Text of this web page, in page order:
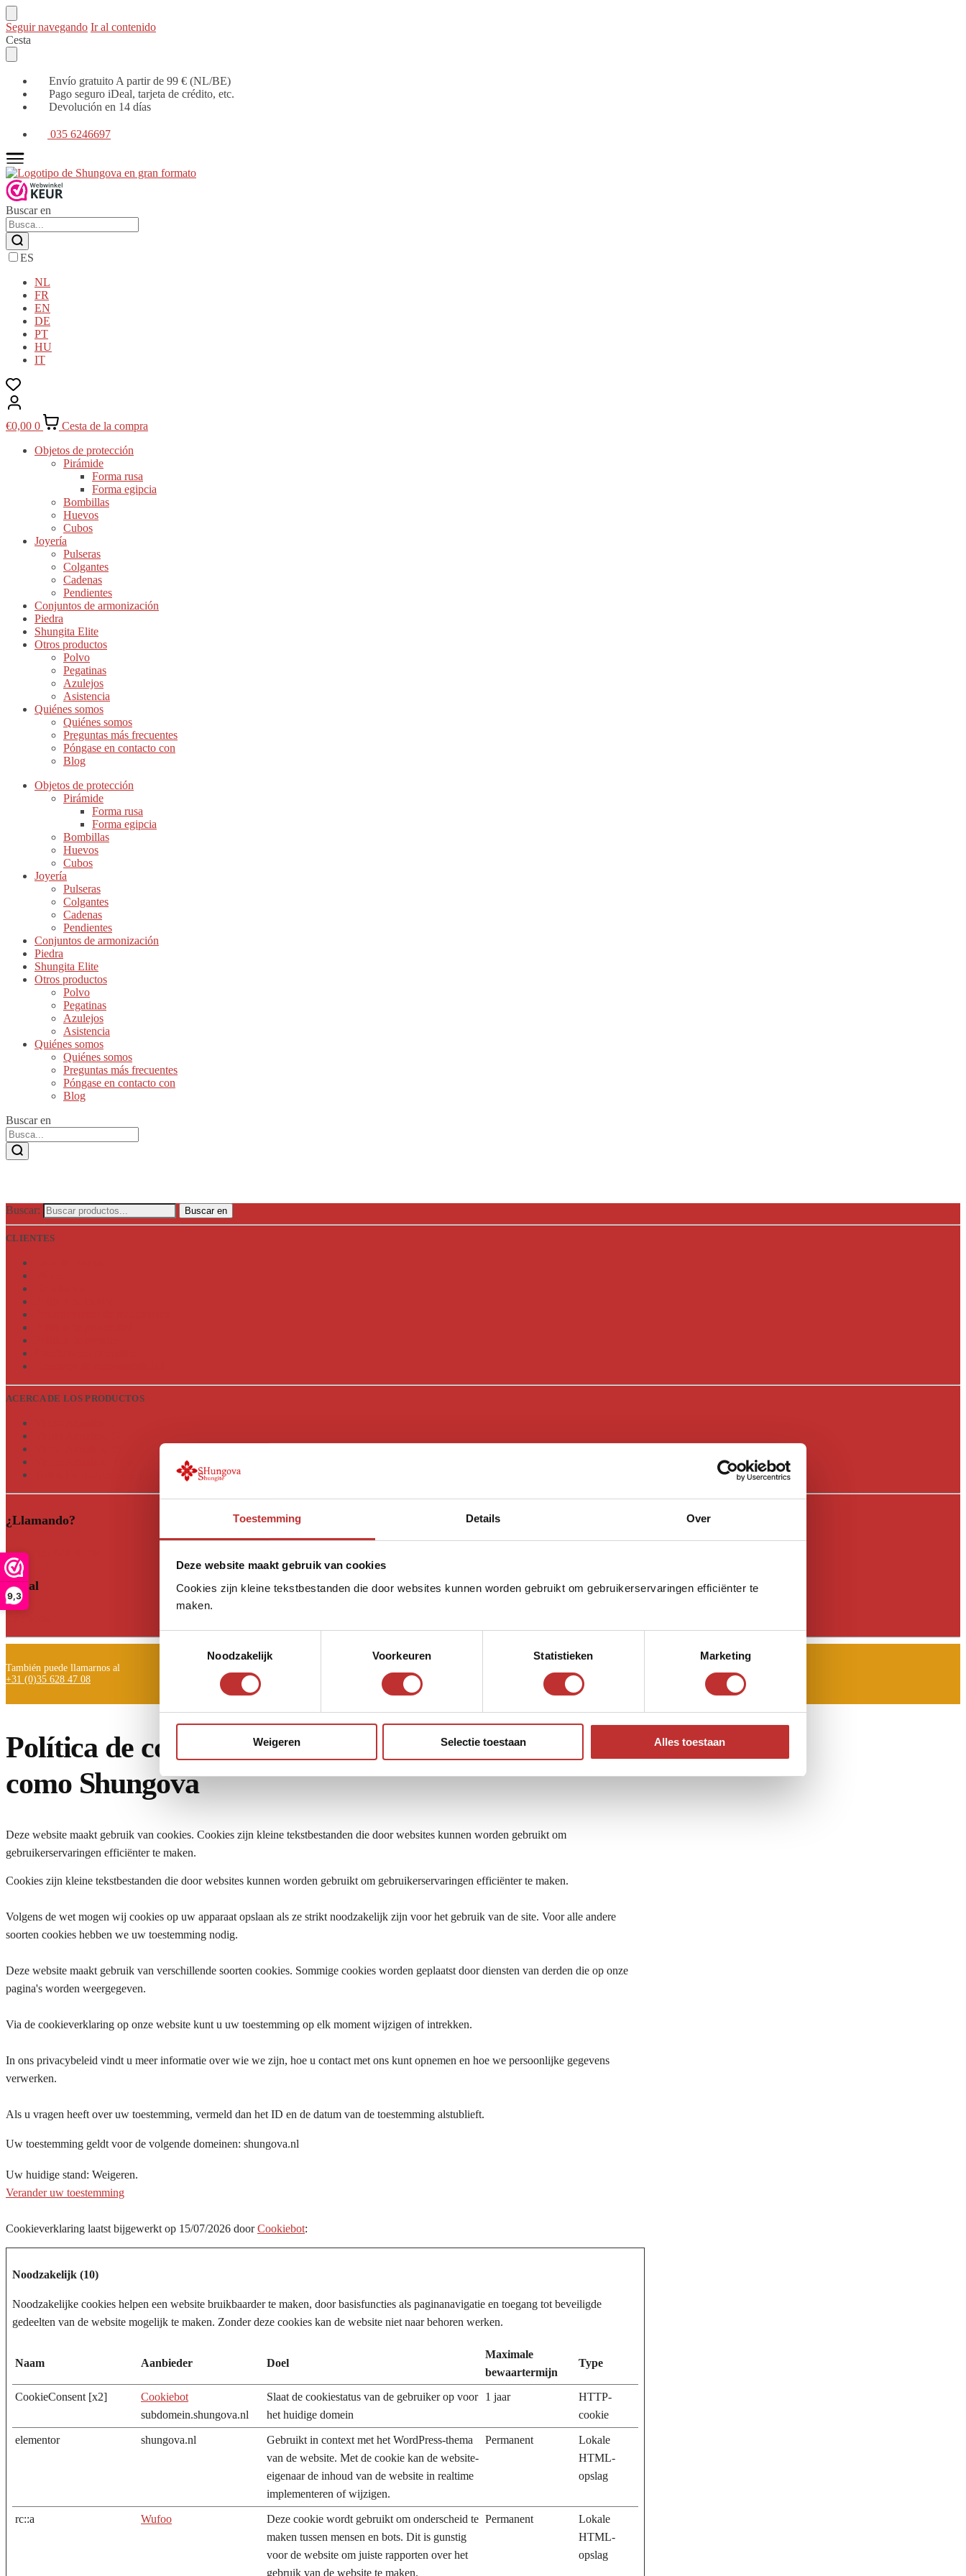
9,3
Toestemming Details Over
Deze website maakt gebruik van cookies
Cookies zijn kleine tekstbestanden die door websites kunnen worden gebruikt om gebruikerservaringen efficiënter te
maken.
Toestemmingsselectie
Noodzakelijk
Voorkeuren Statistieken Marketing
Weigeren Selectie toestaan Alles toestaan
Seguir navegando Ir al contenido
Cesta
Envío gratuito A partir de 99 € (NL/BE)
Pago seguro iDeal, tarjeta de crédito, etc.
Devolución en 14 días
035 6246697
Buscar en
ES
NL
FR
EN
DE
PT
HU
IT
€0,00 0
Cesta de la compra
Objetos de protección
Pirámide
Forma rusa
Forma egipcia
Bombillas
Huevos
Cubos
Joyería
Pulseras
Colgantes
Cadenas
Pendientes
Conjuntos de armonización
Piedra
Shungita Elite
Otros productos
Polvo
Pegatinas
Azulejos
Asistencia
Quiénes somos
Quiénes somos
Preguntas más frecuentes
Póngase en contacto con
Blog
Objetos de protección
Pirámide
Forma rusa
Forma egipcia
Bombillas
Huevos
Cubos
Joyería
Pulseras
Colgantes
Cadenas
Pendientes
Conjuntos de armonización
Piedra
Shungita Elite
Otros productos
Polvo
Pegatinas
Azulejos
Asistencia
Quiénes somos
Quiénes somos
Preguntas más frecuentes
Póngase en contacto con
Blog
Buscar en
Buscar: Buscar en
CLIENTES
ACERCA DE LOS PRODUCTOS
¿Llamando?
+31 (0)35 628 47 08
Social
También puede llamarnos al
+31 (0)35 628 47 08
Política de cookies de Tradeline BV que comercia
como Shungova
Deze website maakt gebruik van cookies. Cookies zijn kleine tekstbestanden die door websites kunnen worden gebruikt om
gebruikerservaringen efficiënter te maken.
Cookies zijn kleine tekstbestanden die door websites kunnen worden gebruikt om gebruikerservaringen efficiënter te maken.
Volgens de wet mogen wij cookies op uw apparaat opslaan als ze strikt noodzakelijk zijn voor het gebruik van de site. Voor alle andere
soorten cookies hebben we uw toestemming nodig.
Deze website maakt gebruik van verschillende soorten cookies. Sommige cookies worden geplaatst door diensten van derden die op onze
pagina's worden weergegeven.
Via de cookieverklaring op onze website kunt u uw toestemming op elk moment wijzigen of intrekken.
In ons privacybeleid vindt u meer informatie over wie we zijn, hoe u contact met ons kunt opnemen en hoe we persoonlijke gegevens
verwerken.
Als u vragen heeft over uw toestemming, vermeld dan het ID en de datum van de toestemming alstublieft.
Uw toestemming geldt voor de volgende domeinen: shungova.nl
Uw huidige stand: Weigeren.
Verander uw toestemming
Cookieverklaring laatst bijgewerkt op 15/07/2026 doorCookiebot:
Noodzakelijk (10)
Noodzakelijke cookies helpen een website bruikbaarder te maken, door basisfuncties als paginanavigatie en toegang tot beveiligde
gedeelten van de website mogelijk te maken. Zonder deze cookies kan de website niet naar behoren werken.
Naam Aanbieder Doel
Maximale
bewaartermijn
Type
CookieConsent [x2]
Cookiebot
subdomein.shungova.nl
Slaat de cookiestatus van de gebruiker op voor
het huidige domein
1 jaar
HTTP-
cookie
elementor shungova.nl
Gebruikt in context met het WordPress-thema
van de website. Met de cookie kan de website-
eigenaar de inhoud van de website in realtime
implementeren of wijzigen.
Permanent
Lokale
HTML-
opslag
rc::a Wufoo
Deze cookie wordt gebruikt om onderscheid te
maken tussen mensen en bots. Dit is gunstig
voor de website om juiste rapporten over het
gebruik van de website te maken.
Permanent
Lokale
HTML-
opslag